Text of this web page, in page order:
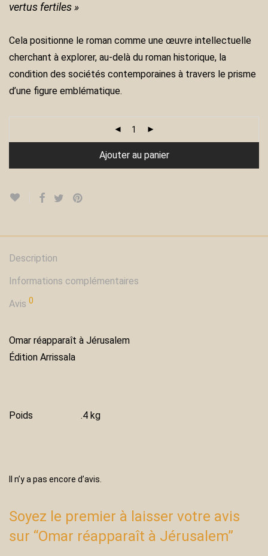
vertus fertiles »
Cela positionne le roman comme une œuvre intellectuelle
cherchant à explorer, au-delà du roman historique, la
condition des sociétés contemporaines à travers le prisme
d’une figure emblématique.
Ajouter au panier
Description
Informations complémentaires
Avis 0
Omar réapparaît à Jérusalem
Édition Arrissala
Poids .4 kg
Il n’y a pas encore d’avis.
Soyez le premier à laisser votre avis
sur “Omar réapparaît à Jérusalem”